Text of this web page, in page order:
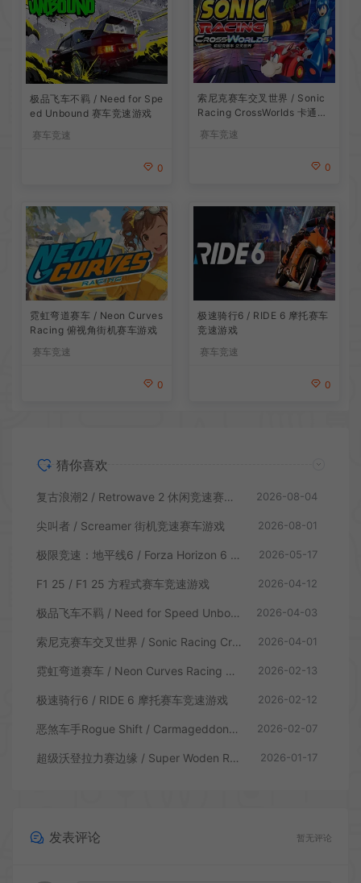
极品飞车不羁 / Need for Spe
ed Unbound 赛车竞速游戏
赛车竞速
0
索尼克赛车交叉世界 / Sonic
Racing CrossWorlds 卡通竞
速游戏
赛车竞速
0
霓虹弯道赛车 / Neon Curves
Racing 俯视角街机赛车游戏
赛车竞速
0
极速骑行6 / RIDE 6 摩托赛车
竞速游戏
赛车竞速
0
猜你喜欢
复古浪潮2 / Retrowave 2 休闲竞速赛车游戏 2026-08-04
尖叫者 / Screamer 街机竞速赛车游戏 2026-08-01
极限竞速：地平线6 / Forza Horizon 6 赛车竞速游戏 2026-05-17
F1 25 / F1 25 方程式赛车竞速游戏 2026-04-12
极品飞车不羁 / Need for Speed Unbound 赛车竞速游戏 2026-04-03
索尼克赛车交叉世界 / Sonic Racing CrossWorlds 卡通竞速游戏 2026-04-01
霓虹弯道赛车 / Neon Curves Racing 俯视角街机赛车游戏 2026-02-13
极速骑行6 / RIDE 6 摩托赛车竞速游戏 2026-02-12
恶煞车手Rogue Shift / Carmageddon Rogue Shift 末日飞车竞速游戏 2026-02-07
超级沃登拉力赛边缘 / Super Woden Rally Edge 赛车竞速游戏 2026-01-17
发表评论 暂无评论